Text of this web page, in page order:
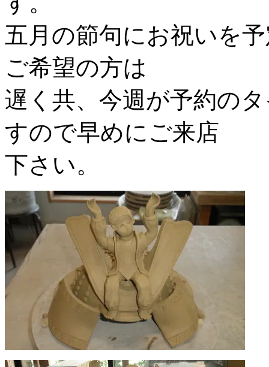
五月の節句にお祝いを
ご希望の方は
遅く共、今週が予約の
すので早めにご来店
下さい。